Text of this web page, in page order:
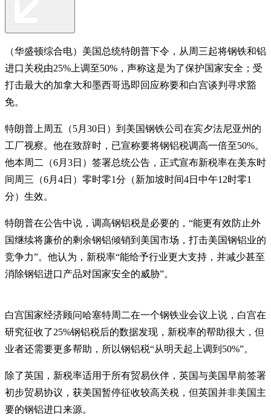
（华盛顿综合电）美国总统特朗普下令，从周三起将钢铁和铝
进口关税由25%上调至50%，声称这是为了保护国家安全；受
打击最大的加拿大和墨西哥迅即回应称要和白宫谈判寻求豁
免。
特朗普上周五（5月30日）到美国钢铁公司在宾夕法尼亚州的
工厂视察。他在致辞时，已宣称要将钢铝税调高一倍至50%。
他本周二（6月3日）签署总统公告，正式宣布新税率在美东时
间周三（6月4日）零时零1分（新加坡时间4日中午12时零1
分）生效。
特朗普在公告中说，调高钢铝税是必要的，“能更有效防止外
国继续将廉价的剩余钢铝倾销到美国市场，打击美国钢铝业的
竞争力”。他认为，新税率“能给予行业更大支持，并减少甚至
消除钢铝进口产品对国家安全的威胁”。
白宫国家经济顾问哈塞特周二在一个钢铁业会议上说，白宫在
研究征收了25%钢铝税后的数据发现，新税率的帮助很大，但
业者还需要更多帮助，所以钢铝税“从明天起上调到50%”。
除了英国，新税率适用于所有贸易伙伴，英国与美国早前签署
初步贸易协议，获美国暂停征收较高关税，但英国并非美国主
要的钢铝进口来源。